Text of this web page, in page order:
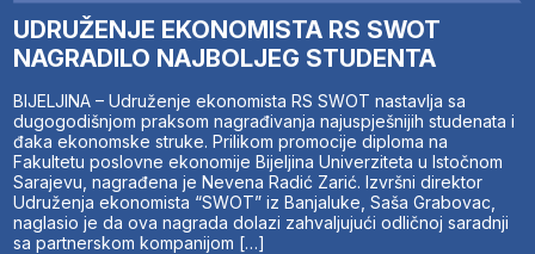
UDRUŽENJE EKONOMISTA RS SWOT
NAGRADILO NAJBOLJEG STUDENTA
BIJELJINA – Udruženje ekonomista RS SWOT nastavlja sa
dugogodišnjom praksom nagrađivanja najuspješnijih studenata i
đaka ekonomske struke. Prilikom promocije diploma na
Fakultetu poslovne ekonomije Bijeljina Univerziteta u Istočnom
Sarajevu, nagrađena je Nevena Radić Zarić. Izvršni direktor
Udruženja ekonomista “SWOT” iz Banjaluke, Saša Grabovac,
naglasio je da ova nagrada dolazi zahvaljujući odličnoj saradnji
sa partnerskom kompanijom […]